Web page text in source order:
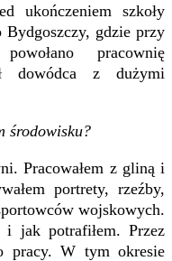
ukończeniem szkoły
Bydgoszczy, gdzie przy
pracownię
dowódca z dużymi
środowisku?
Pracowałem z gliną i
portrety, rzeźby,
wojskowych.
i jak potrafiłem. Przez
pracy. W tym okresie